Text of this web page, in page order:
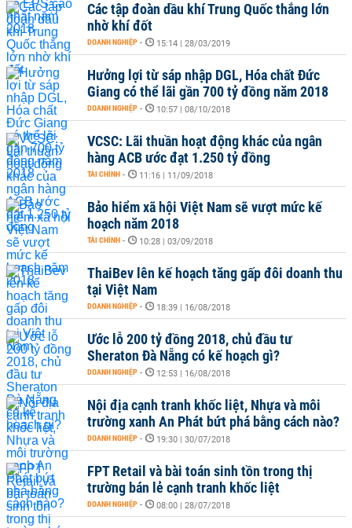
Các tập đoàn dầu khí Trung Quốc thắng lớn
nhờ khí đốt
DOANH NGHIỆP - 15:14 | 28/03/2019
Hưởng lợi từ sáp nhập DGL, Hóa chất Đức
Giang có thể lãi gần 700 tỷ đồng năm 2018
DOANH NGHIỆP - 10:57 | 08/10/2018
VCSC: Lãi thuần hoạt động khác của ngân
hàng ACB ước đạt 1.250 tỷ đồng
TÀI CHÍNH - 11:16 | 11/09/2018
Bảo hiểm xã hội Việt Nam sẽ vượt mức kế
hoạch năm 2018
TÀI CHÍNH - 10:28 | 03/09/2018
ThaiBev lên kế hoạch tăng gấp đôi doanh thu
tại Việt Nam
DOANH NGHIỆP - 18:39 | 16/08/2018
Ước lỗ 200 tỷ đồng 2018, chủ đầu tư
Sheraton Đà Nẵng có kế hoạch gì?
DOANH NGHIỆP - 12:53 | 16/08/2018
Nội địa cạnh tranh khốc liệt, Nhựa và môi
trường xanh An Phát bứt phá bằng cách nào?
DOANH NGHIỆP - 19:30 | 30/07/2018
FPT Retail và bài toán sinh tồn trong thị
trường bán lẻ cạnh tranh khốc liệt
DOANH NGHIỆP - 08:00 | 28/07/2018